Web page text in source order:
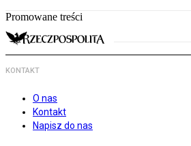
Promowane treści
KONTAKT
O nas
Kontakt
Napisz do nas